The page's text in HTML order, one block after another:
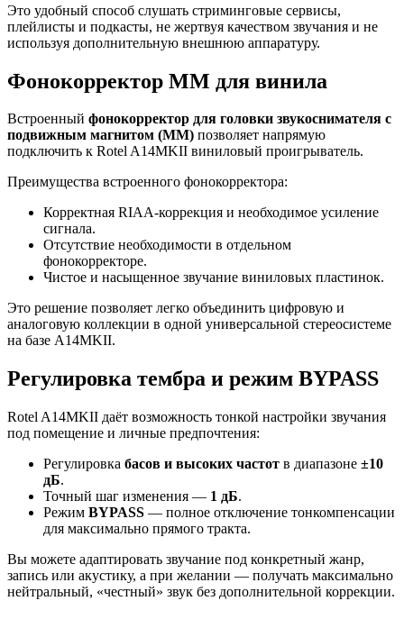
Это удобный способ слушать стриминговые сервисы,
плейлисты и подкасты, не жертвуя качеством звучания и не
используя дополнительную внешнюю аппаратуру.
Фонокорректор MM для винила
Встроенный фонокорректор для головки звукоснимателя с
подвижным магнитом (MM) позволяет напрямую
подключить к Rotel A14MKII виниловый проигрыватель.
Преимущества встроенного фонокорректора:
Корректная RIAA-коррекция и необходимое усиление
сигнала.
Отсутствие необходимости в отдельном
фонокорректоре.
Чистое и насыщенное звучание виниловых пластинок.
Это решение позволяет легко объединить цифровую и
аналоговую коллекции в одной универсальной стереосистеме
на базе A14MKII.
Регулировка тембра и режим BYPASS
Rotel A14MKII даёт возможность тонкой настройки звучания
под помещение и личные предпочтения:
Регулировка басов и высоких частот в диапазоне ±10
дБ.
Точный шаг изменения — 1 дБ.
Режим BYPASS — полное отключение тонкомпенсации
для максимально прямого тракта.
Вы можете адаптировать звучание под конкретный жанр,
запись или акустику, а при желании — получать максимально
нейтральный, «честный» звук без дополнительной коррекции.